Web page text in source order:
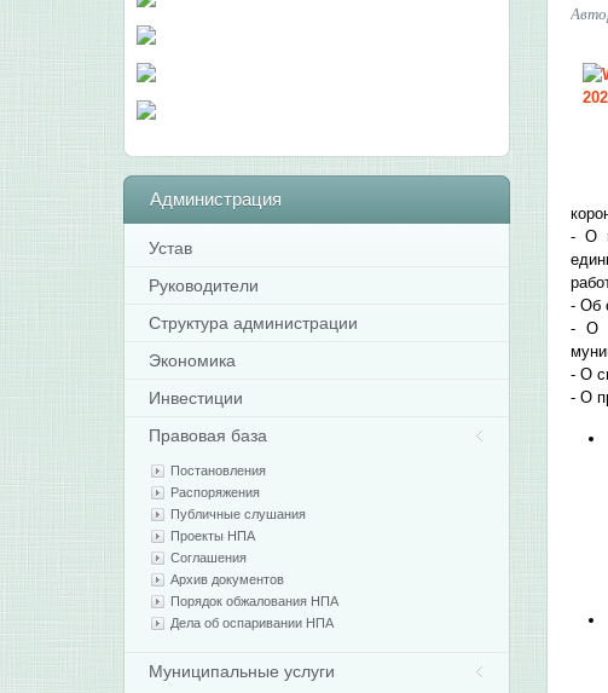
- О
- Об
- О
- О
- О
Администрация
Устав
Руководители
Структура администрации
Экономика
Инвестиции
Правовая база
Постановления
Распоряжения
Публичные слушания
Проекты НПА
Соглашения
Архив документов
Порядок обжалования НПА
Дела об оспаривании НПА
Муниципальные услуги